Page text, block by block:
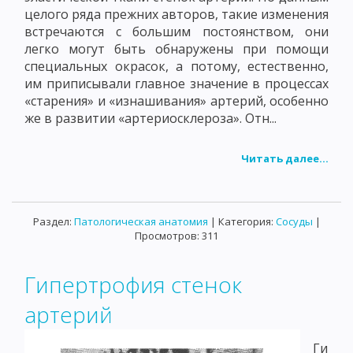
целого ряда прежних авторов, такие изменения
встречаются с большим постоянством, они
легко могут быть обнаружены при помощи
специальных окрасок, а потому, естественно,
им приписывали главное значение в процессах
«старения» и «изнашивания» артерий, особенно
же в развитии «артериосклероза». Отн...
Читать далее...
Раздел: Патологическая анатомия | Категория: Сосуды |
Просмотров: 311
Гипертрофия стенок
артерий
Ги